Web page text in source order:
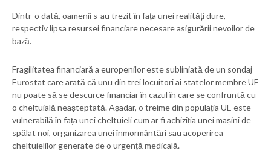
Dintr-o dată, oamenii s-au trezit în fața unei realități dure,
respectiv lipsa resursei financiare necesare asigurării nevoilor de
bază.
Fragilitatea financiară a europenilor este subliniată de un sondaj
Eurostat care arată că unu din trei locuitori ai statelor membre UE
nu poate să se descurce financiar în cazul în care se confruntă cu
o cheltuială neașteptată. Așadar, o treime din populația UE este
vulnerabilă în fața unei cheltuieli cum ar fi achiziția unei mașini de
spălat noi, organizarea unei înmormântări sau acoperirea
cheltuielilor generate de o urgență medicală.